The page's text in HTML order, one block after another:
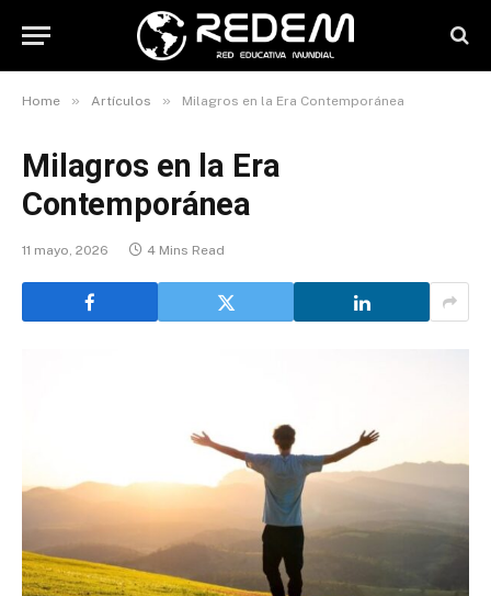
Home » Artículos » Milagros en la Era Contemporánea
Milagros en la Era
Contemporánea
11 mayo, 2026 4 Mins Read